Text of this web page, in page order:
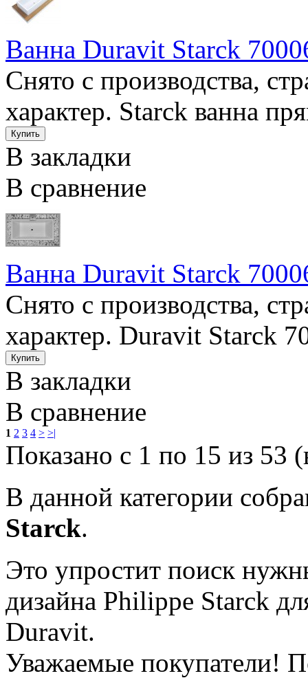
Ванна Duravit Starck
Снято с производства,
характер. Starck ванна
В закладки
В сравнение
Ванна Duravit Starck
Снято с производства,
характер. Duravit Starck
В закладки
В сравнение
1 2 3 4 > >|
Показано с 1 по 15 из 53
В данной категории
Starck.
Это упростит поиск
дизайна Philippe Starck
Duravit.
Уважаемые покупатели!